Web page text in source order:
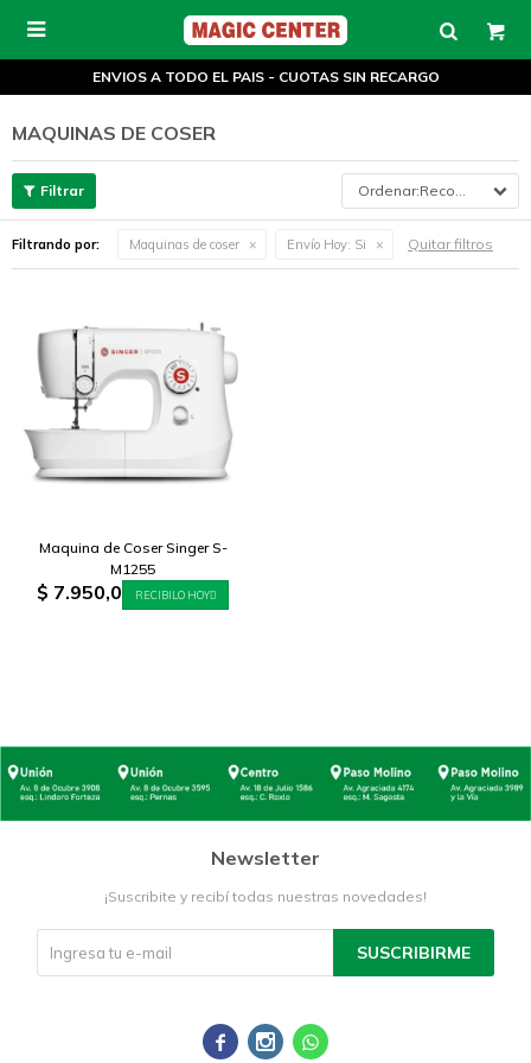

ENVIOS A TODO EL PAIS - CUOTAS SIN RECARGO
MAQUINAS DE COSER
Recomendados
Filtrando por: Maquinas de coser Envío Hoy: Si Quitar filtros
Maquina de Coser Singer S-
M1255
$ 7.950,0 RECIBILO HOY
Newsletter
¡Suscribite y recibí todas nuestras novedades!
SUSCRIBIRME
  